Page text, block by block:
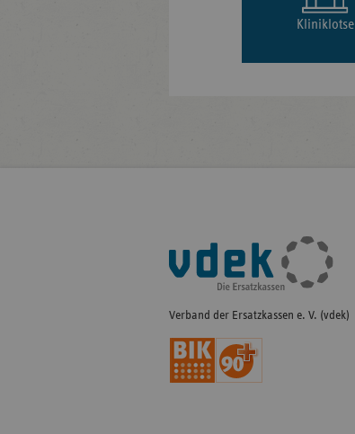
Kliniklotse
Fußleisten-
Navigation
Verband der Ersatzkassen e. V. (vdek)